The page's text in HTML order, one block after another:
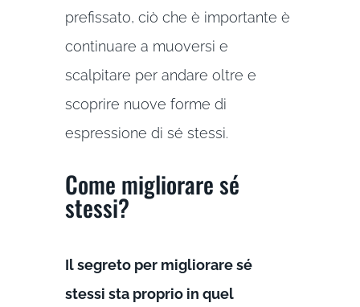
prefissato, ciò che è importante è
continuare a muoversi e
scalpitare per andare oltre e
scoprire nuove forme di
espressione di sé stessi.
Come migliorare sé
stessi?
Il segreto per migliorare sé
stessi sta proprio in quel